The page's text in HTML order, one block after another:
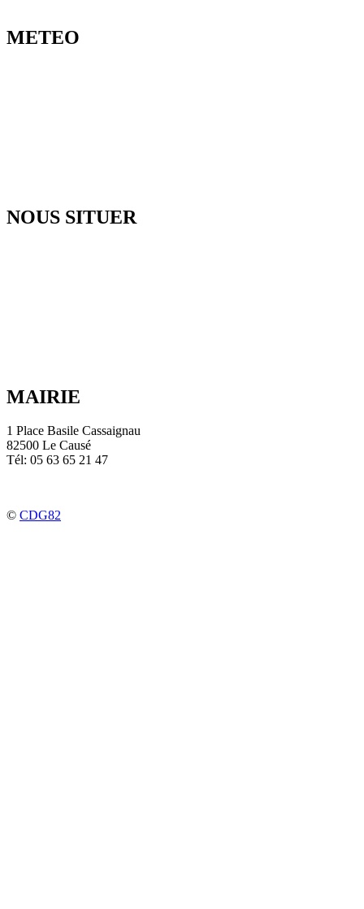
METEO
NOUS SITUER
MAIRIE
1 Place Basile Cassaignau
82500 Le Causé
Tél: 05 63 65 21 47
© CDG82